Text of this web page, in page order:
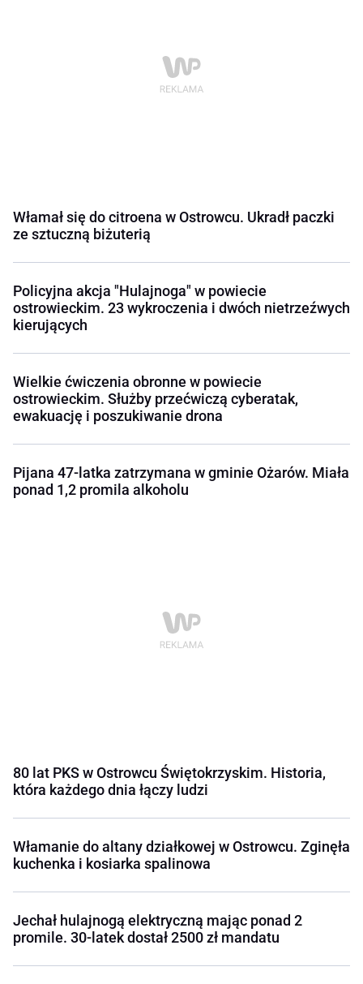
Włamał się do citroena w Ostrowcu. Ukradł paczki
ze sztuczną biżuterią
Policyjna akcja "Hulajnoga" w powiecie
ostrowieckim. 23 wykroczenia i dwóch nietrzeźwych
kierujących
Wielkie ćwiczenia obronne w powiecie
ostrowieckim. Służby przećwiczą cyberatak,
ewakuację i poszukiwanie drona
Pijana 47-latka zatrzymana w gminie Ożarów. Miała
ponad 1,2 promila alkoholu
80 lat PKS w Ostrowcu Świętokrzyskim. Historia,
która każdego dnia łączy ludzi
Włamanie do altany działkowej w Ostrowcu. Zginęła
kuchenka i kosiarka spalinowa
Jechał hulajnogą elektryczną mając ponad 2
promile. 30-latek dostał 2500 zł mandatu